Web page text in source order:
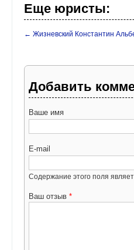
Еще юристы:
← Жизневский Константин
Добавить
Ваше имя
E-mail
Содержание этого поля
Ваш отзыв *